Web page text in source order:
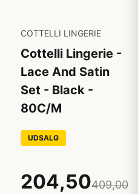
COTTELLI LINGERIE
Cottelli Lingerie -
Lace And Satin
Set - Black -
80C/M
UDSALG
204,50409,00